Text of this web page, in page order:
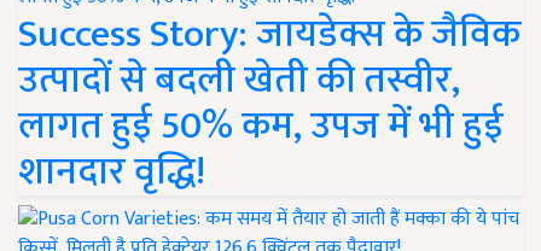
Success Story: जायडेक्स के जैविक
उत्पादों से बदली खेती की तस्वीर,
लागत हुई 50% कम, उपज में भी हुई
शानदार वृद्धि!